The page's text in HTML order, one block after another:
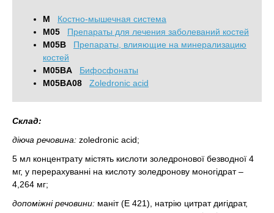
M
Костно-мышечная система
M05
Препараты для лечения заболеваний костей
M05B
Препараты, влияющие на минерализацию
костей
M05BA
Бифосфонаты
M05BA08
Zoledronic acid
Склад:
діюча речовина: zoledronic acid;
5 мл концентрату містять кислоти золедронової безводної 4
мг, у перерахуванні на кислоту золедронову моногідрат –
4,264 мг;
допоміжні речовини: маніт (E 421), натрію цитрат дигідрат,